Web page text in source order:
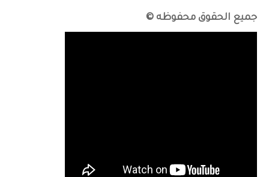
جميع الحقوق محفوظه ©